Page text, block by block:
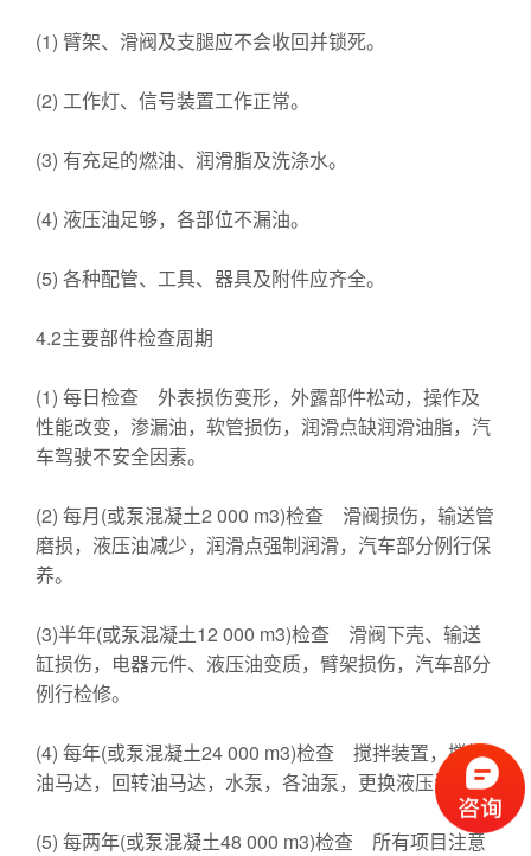
(1) 臂架、滑阀及支腿应不会收回并锁死。
(2) 工作灯、信号装置工作正常。
(3) 有充足的燃油、润滑脂及洗涤水。
(4) 液压油足够，各部位不漏油。
(5) 各种配管、工具、器具及附件应齐全。
4.2主要部件检查周期
(1) 每日检查 外表损伤变形，外露部件松动，操作及
性能改变，渗漏油，软管损伤，润滑点缺润滑油脂，汽
车驾驶不安全因素。
(2) 每月(或泵混凝土2 000 m3)检查 滑阀损伤，输送管
磨损，液压油减少，润滑点强制润滑，汽车部分例行保
养。
(3)半年(或泵混凝土12 000 m3)检查 滑阀下壳、输送
缸损伤，电器元件、液压油变质，臂架损伤，汽车部分
例行检修。
(4) 每年(或泵混凝土24 000 m3)检查 搅拌装置，搅拌
油马达，回转油马达，水泵，各油泵，更换液压油。
(5) 每两年(或泵混凝土48 000 m3)检查 所有项目注意